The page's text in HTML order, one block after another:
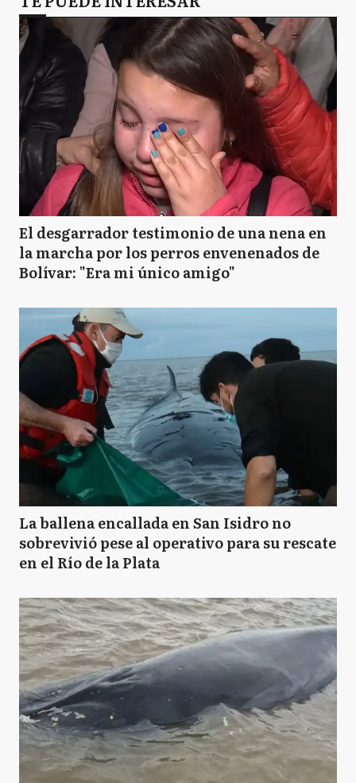
El desgarrador testimonio de una nena en
la marcha por los perros envenenados de
Bolívar: "Era mi único amigo"
La ballena encallada en San Isidro no
sobrevivió pese al operativo para su rescate
en el Río de la Plata